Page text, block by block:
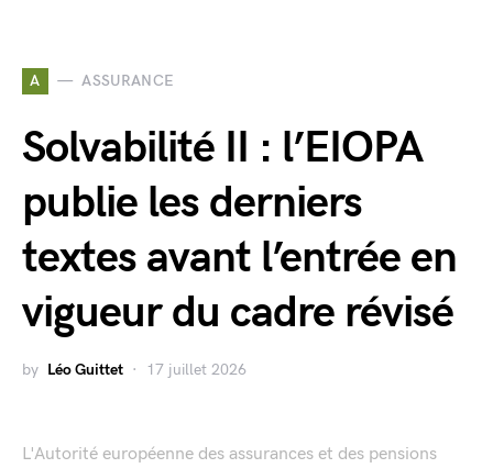
A ASSURANCE
Solvabilité II : l’EIOPA
publie les derniers
textes avant l’entrée en
vigueur du cadre révisé
by Léo Guittet 17 juillet 2026
L'Autorité européenne des assurances et des pensions